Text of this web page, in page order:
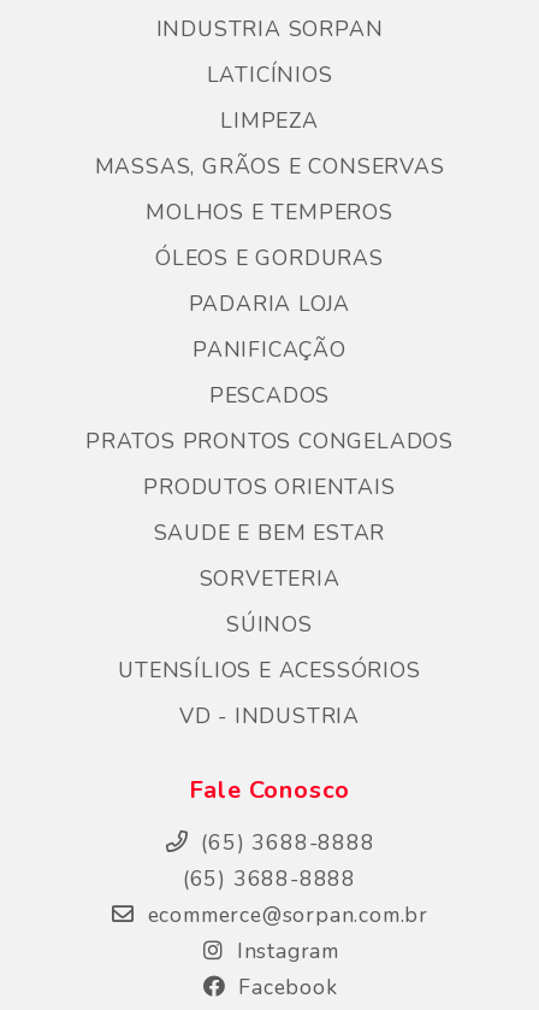
INDUSTRIA SORPAN
LATICÍNIOS
LIMPEZA
MASSAS, GRÃOS E CONSERVAS
MOLHOS E TEMPEROS
ÓLEOS E GORDURAS
PADARIA LOJA
PANIFICAÇÃO
PESCADOS
PRATOS PRONTOS CONGELADOS
PRODUTOS ORIENTAIS
SAUDE E BEM ESTAR
SORVETERIA
SÚINOS
UTENSÍLIOS E ACESSÓRIOS
VD - INDUSTRIA
Fale Conosco
(65) 3688-8888
(65) 3688-8888
ecommerce@sorpan.com.br
Instagram
Facebook